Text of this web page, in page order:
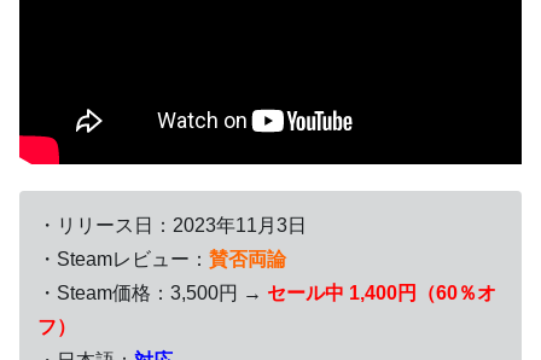
・リリース日：2023年11月3日
・Steamレビュー： 賛否両論
・Steam価格：3,500円 → セール中 1,400円（60％オ
フ）